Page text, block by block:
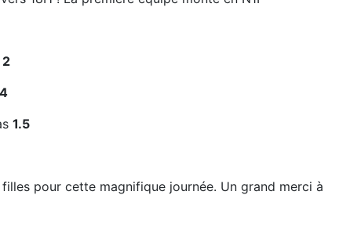
2
4
1.5
pour cette magnifique journée. Un grand merci à